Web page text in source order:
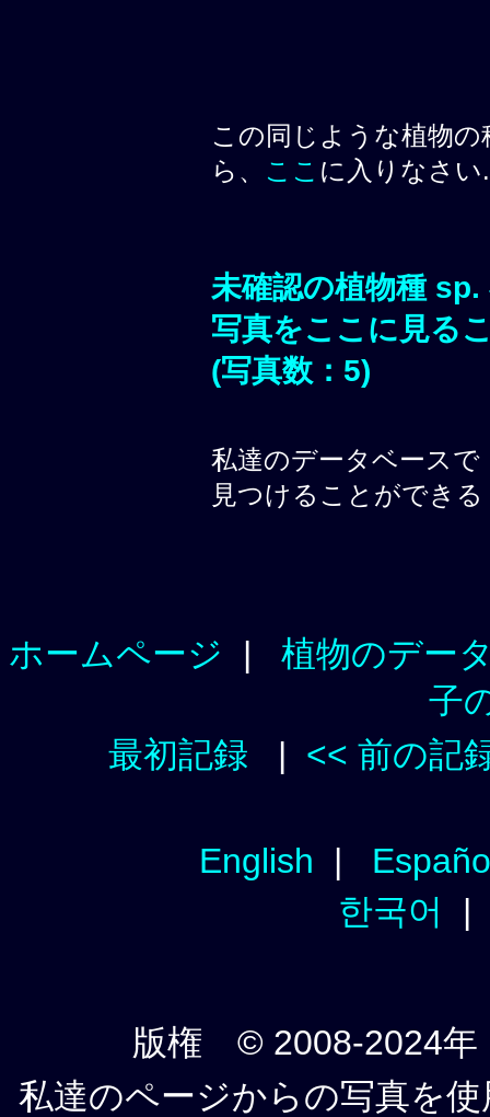
この同じような植物
ら、 ここ に入りなさい.
未確認の植物種
写真をここに見る
(写真数：5)
私達のデータベース
見つけることができる
ホームページ | 植物のデー
子
最初記録 | << 前の記
English |
한국어
版権 © 2008-2024年
私達のページからの写真を